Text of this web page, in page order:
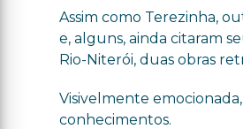
Assim como Terezinha,
e, alguns, ainda citaram
Rio-Niterói, duas obras
Visivelmente
conhecimentos.